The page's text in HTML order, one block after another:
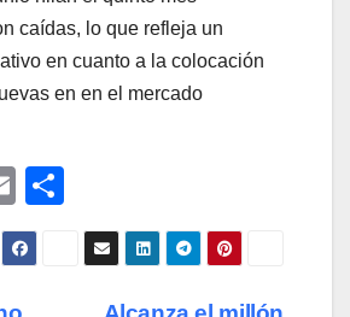
caídas, lo que refleja un
en cuanto a la colocación
en en el mercado
E
m
ail
o
m